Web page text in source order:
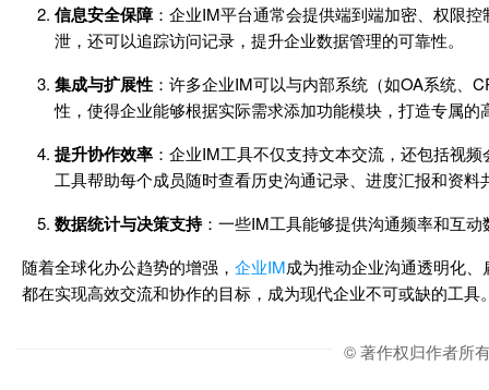
信息安全保障：企业IM平台通常会提供端到端加密、权限
泄，还可以追踪访问记录，提升企业数据管理的可靠性。
集成与扩展性 ：许多企业IM可以与内部系统（如OA系统
性，使得企业能够根据实际需求添加功能模块，打造专属的
提升协作效率 ：企业IM工具不仅支持文本交流，还包括视
工具帮助每个成员随时查看历史沟通记录、进度汇报和资
数据统计与决策支持：一些IM工具能够提供沟通频率和互
随着全球化办公趋势的增强， 企业IM成为推动企业沟通透明化
都在实现高效交流和协作的目标，成为现代企业不可或缺的工具
© 著作权归作者所